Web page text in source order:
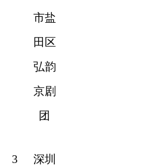
市盐
田区
弘韵
京剧
团
3
深圳